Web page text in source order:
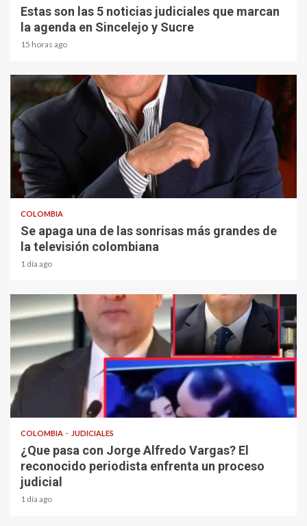
Estas son las 5 noticias judiciales que marcan
la agenda en Sincelejo y Sucre
15 horas ago
1 min read
COLOMBIA
Se apaga una de las sonrisas más grandes de
la televisión colombiana
1 día ago
COLOMBIA JUDICIALES
¿Que pasa con Jorge Alfredo Vargas? El
reconocido periodista enfrenta un proceso
judicial
1 día ago